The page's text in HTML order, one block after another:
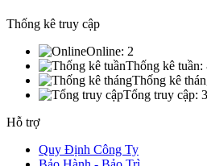
Thống kê truy cập
Online: 2
Thống kê tuần:
Thống kê
Tổng truy cập:
Hỗ trợ
Quy Định Công Ty